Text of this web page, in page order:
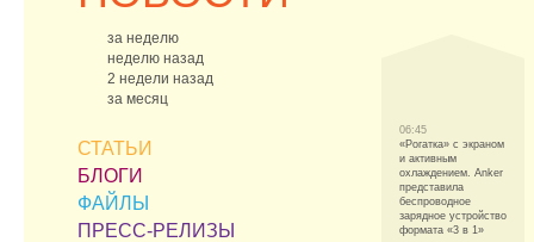
за неделю
неделю назад
2 недели назад
за месяц
СТАТЬИ
БЛОГИ
ФАЙЛЫ
ПРЕСС-РЕЛИЗЫ
06:45
«Рогатка» с экраном
и активным
охлаждением. Anker
представила
беспроводное
зарядное устройство
формата «3 в 1»